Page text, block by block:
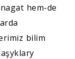
hem-de
bilim